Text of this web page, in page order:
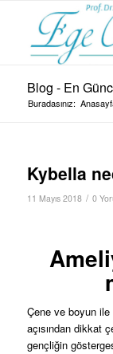
Blog - En
Buradasınız:
Kybella
11 Mayıs 2018 / 0
Çene ve boyun
açısından dikkat
gençliğin